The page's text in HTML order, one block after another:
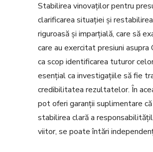
Stabilirea vinovaților pentru
clarificarea situației și
riguroasă și imparțială, care să
care au exercitat presiuni
ca scop identificarea tuturor
esențial ca investigațiile să fie
credibilitatea rezultatelor. În
pot oferi garanții suplimentare
stabilirea clară a
viitor, se poate întări